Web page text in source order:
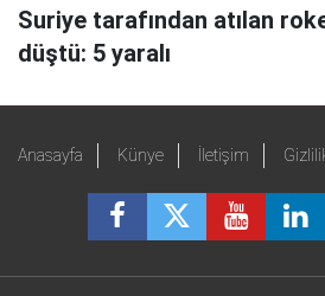
Suriye tarafından atılan
düştü: 5 yaralı
Anasayfa Künye İletişim